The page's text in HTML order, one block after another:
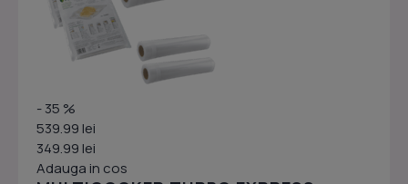
- 35 %
539.99 lei
349.99 lei
Adauga in cos